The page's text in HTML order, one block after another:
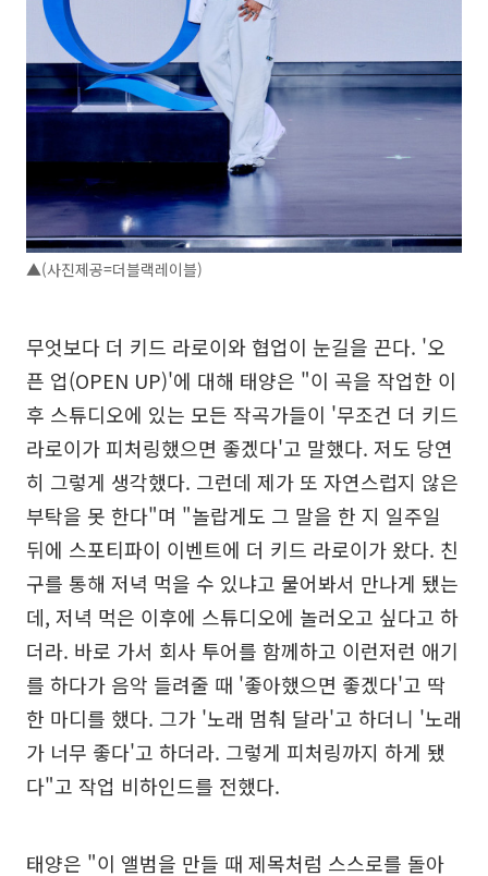
▲(사진제공=더블랙레이블)
무엇보다 더 키드 라로이와 협업이 눈길을 끈다. '오
픈 업(OPEN UP)'에 대해 태양은 "이 곡을 작업한 이
후 스튜디오에 있는 모든 작곡가들이 '무조건 더 키드
라로이가 피처링했으면 좋겠다'고 말했다. 저도 당연
히 그렇게 생각했다. 그런데 제가 또 자연스럽지 않은
부탁을 못 한다"며 "놀랍게도 그 말을 한 지 일주일
뒤에 스포티파이 이벤트에 더 키드 라로이가 왔다. 친
구를 통해 저녁 먹을 수 있냐고 물어봐서 만나게 됐는
데, 저녁 먹은 이후에 스튜디오에 놀러오고 싶다고 하
더라. 바로 가서 회사 투어를 함께하고 이런저런 애기
를 하다가 음악 들려줄 때 '좋아했으면 좋겠다'고 딱
한 마디를 했다. 그가 '노래 멈춰 달라'고 하더니 '노래
가 너무 좋다'고 하더라. 그렇게 피처링까지 하게 됐
다"고 작업 비하인드를 전했다.
태양은 "이 앨범을 만들 때 제목처럼 스스로를 돌아